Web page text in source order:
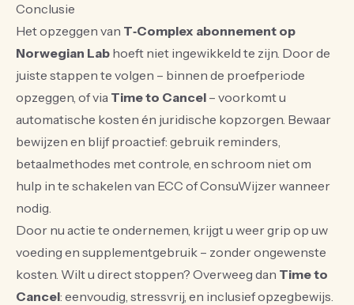
Conclusie
Het opzeggen van T‑Complex abonnement op
Norwegian Lab hoeft niet ingewikkeld te zijn. Door de
juiste stappen te volgen – binnen de proefperiode
opzeggen, of via Time to Cancel – voorkomt u
automatische kosten én juridische kopzorgen. Bewaar
bewijzen en blijf proactief: gebruik reminders,
betaalmethodes met controle, en schroom niet om
hulp in te schakelen van ECC of ConsuWijzer wanneer
nodig.
Door nu actie te ondernemen, krijgt u weer grip op uw
voeding en supplementgebruik – zonder ongewenste
kosten. Wilt u direct stoppen? Overweeg dan Time to
Cancel: eenvoudig, stressvrij, en inclusief opzegbewijs.